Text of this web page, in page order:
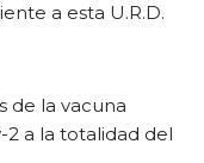
a esta U.R.D.
de la vacuna
a la totalidad del